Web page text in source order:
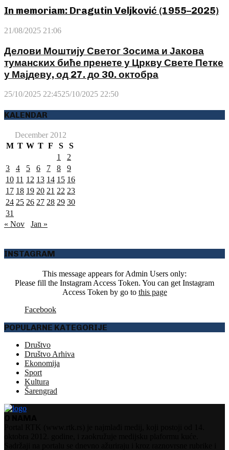
In memoriam: Dragutin Veljković (1955–2025)
21/08/2025 21:06
Делови Моштију Светог Зосима и Јакова
туманских биће пренете у Цркву Свете Петке
у Мајдеву, од 27. до 30. октобра
25/10/2025 22:4525/10/2025 22:50
KALENDAR
December 2012
M T W T F S
S
1
2
3
4 5 6 7 8
9
10 11 12 13 14 15 16
17 18 19 20 21 22 23
24 25 26 27 28 29 30
31
« Nov
Jan »
INSTAGRAM
This message appears for Admin Users only:
Please fill the Instagram Access Token. You can get Instagram
Access Token by go to this page
Facebook
POPULARNE KATEGORIJE
Društvo
Društvo Arhiva
Ekonomija
Sport
Kultura
Šarengrad